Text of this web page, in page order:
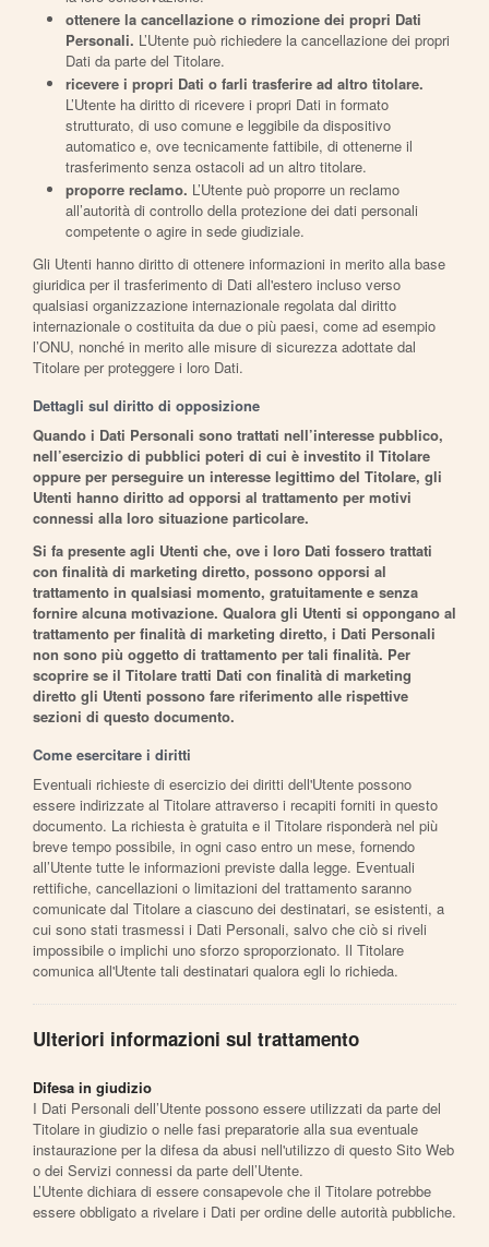
ottenere la cancellazione o rimozione dei propri Dati
Personali. L’Utente può richiedere la cancellazione dei propri
Dati da parte del Titolare.
ricevere i propri Dati o farli trasferire ad altro titolare.
L’Utente ha diritto di ricevere i propri Dati in formato
strutturato, di uso comune e leggibile da dispositivo
automatico e, ove tecnicamente fattibile, di ottenerne il
trasferimento senza ostacoli ad un altro titolare.
proporre reclamo. L’Utente può proporre un reclamo
all’autorità di controllo della protezione dei dati personali
competente o agire in sede giudiziale.
Gli Utenti hanno diritto di ottenere informazioni in merito alla base
giuridica per il trasferimento di Dati all'estero incluso verso
qualsiasi organizzazione internazionale regolata dal diritto
internazionale o costituita da due o più paesi, come ad esempio
l’ONU, nonché in merito alle misure di sicurezza adottate dal
Titolare per proteggere i loro Dati.
Dettagli sul diritto di opposizione
Quando i Dati Personali sono trattati nell’interesse pubblico,
nell’esercizio di pubblici poteri di cui è investito il Titolare
oppure per perseguire un interesse legittimo del Titolare, gli
Utenti hanno diritto ad opporsi al trattamento per motivi
connessi alla loro situazione particolare.
Si fa presente agli Utenti che, ove i loro Dati fossero trattati
con finalità di marketing diretto, possono opporsi al
trattamento in qualsiasi momento, gratuitamente e senza
fornire alcuna motivazione. Qualora gli Utenti si oppongano al
trattamento per finalità di marketing diretto, i Dati Personali
non sono più oggetto di trattamento per tali finalità. Per
scoprire se il Titolare tratti Dati con finalità di marketing
diretto gli Utenti possono fare riferimento alle rispettive
sezioni di questo documento.
Come esercitare i diritti
Eventuali richieste di esercizio dei diritti dell'Utente possono
essere indirizzate al Titolare attraverso i recapiti forniti in questo
documento. La richiesta è gratuita e il Titolare risponderà nel più
breve tempo possibile, in ogni caso entro un mese, fornendo
all’Utente tutte le informazioni previste dalla legge. Eventuali
rettifiche, cancellazioni o limitazioni del trattamento saranno
comunicate dal Titolare a ciascuno dei destinatari, se esistenti, a
cui sono stati trasmessi i Dati Personali, salvo che ciò si riveli
impossibile o implichi uno sforzo sproporzionato. Il Titolare
comunica all'Utente tali destinatari qualora egli lo richieda.
Ulteriori informazioni sul trattamento
Difesa in giudizio
I Dati Personali dell’Utente possono essere utilizzati da parte del
Titolare in giudizio o nelle fasi preparatorie alla sua eventuale
instaurazione per la difesa da abusi nell'utilizzo di questo Sito Web
o dei Servizi connessi da parte dell’Utente.
L’Utente dichiara di essere consapevole che il Titolare potrebbe
essere obbligato a rivelare i Dati per ordine delle autorità pubbliche.